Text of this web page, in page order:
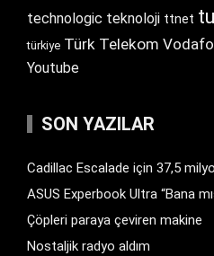
technologic teknoloji ttnet
türkiye Türk Telekom
Youtube
SON YAZILAR
Cadillac Escalade için 37,5
ASUS Experbook Ultra “Bana
Çöpleri paraya çeviren makine
Nostaljik radyo aldım